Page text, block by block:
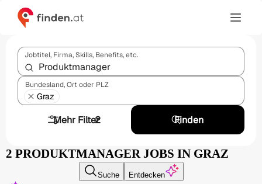
Jobtitel, Firma, Skills, Benefits, etc.
Bundesland, Ort oder PLZ
Graz
Mehr Filter
2 Finden
2 PRODUKTMANAGER JOBS IN GRAZ
Suche Entdecken